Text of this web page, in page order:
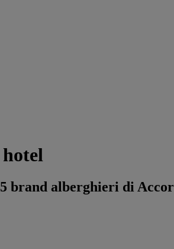
brand alberghieri di Accor